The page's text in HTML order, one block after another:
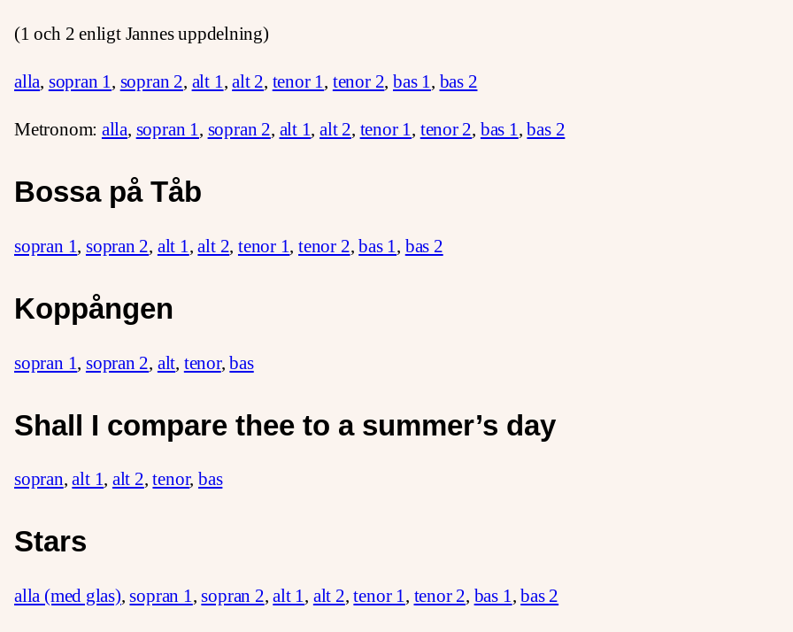
(1 och 2 enligt Jannes uppdelning)
alla, sopran 1, sopran 2, alt 1,alt 2, tenor 1, tenor 2, bas 1, bas 2
Metronom: alla, sopran 1, sopran 2, alt 1,alt 2, tenor 1, tenor 2, bas 1,bas 2
Bossa på Tåb
sopran 1, sopran 2, alt 1,alt 2, tenor 1,tenor 2,bas 1, bas 2
Koppången
sopran 1, sopran 2, alt, tenor,bas
Shall I compare thee to a summer’s day
sopran,alt 1, alt 2,tenor, bas
Stars
alla (med glas),sopran 1,sopran 2,alt 1, alt 2,tenor 1, tenor 2, bas 1,bas 2